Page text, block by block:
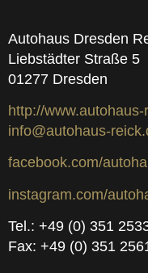
Autohaus Dresden
Liebstädter Straße 5
01277 Dresden
http://
info@autohaus-
facebook.com/
instagram.com/
Tel.: +49 (0) 351
Fax: +49 (0) 351